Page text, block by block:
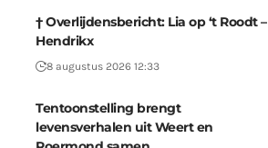
† Overlijdensbericht: Lia op ‘t Roodt –
Hendrikx
8 augustus 2026 12:33
Tentoonstelling brengt
levensverhalen uit Weert en